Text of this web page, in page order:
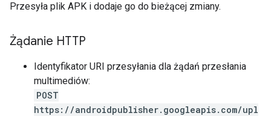
Przesyła plik APK i dodaje go do bieżącej zmiany.
Żądanie HTTP
Identyfikator URI przesyłania dla żądań przesłania
multimediów:
POST
https://androidpublisher.googleapis.com/upl